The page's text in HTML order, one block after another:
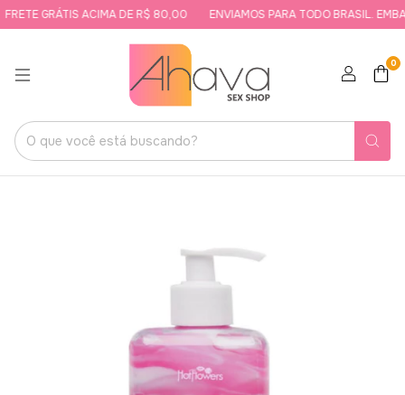
GRÁTIS ACIMA DE R$ 80,00 ENVIAMOS PARA TODO BRASIL.
0